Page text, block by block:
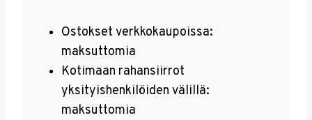
Ostokset verkkokaupoissa:
maksuttomia
Kotimaan rahansiirrot
yksityishenkilöiden välillä:
maksuttomia